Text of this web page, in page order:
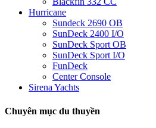
Hurricane
Sundeck 2690 OB
SunDeck 2400 I/O
SunDeck Sport OB
SunDeck Sport I/O
FunDeck
Center Console
Sirena Yachts
Chuyên mục du thuyền